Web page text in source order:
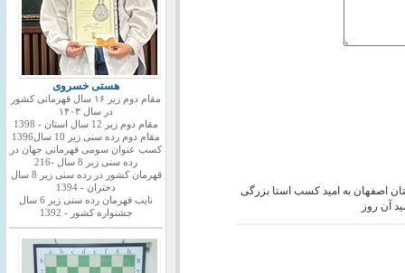
اصفهان به امید کسب استا بزرگی
آن روز
هستی خسروی
مقام دوم زیر ۱۶ سال قهرمانی کشور
در سال ۱۴۰۳
مقام دوم زیر 12 سال استان - 1398
مقام دوم رده سنی زیر 10 سال1396
کسب عنوان سومی قهرمانی جهان در
رده سنی زیر 8 سال -216
قهرمان کشور در رده سنی زیر 8 سال
دختران - 1394
نایب قهرمان رده سنی زیر 6 سال
جشنواره کشور - 1392